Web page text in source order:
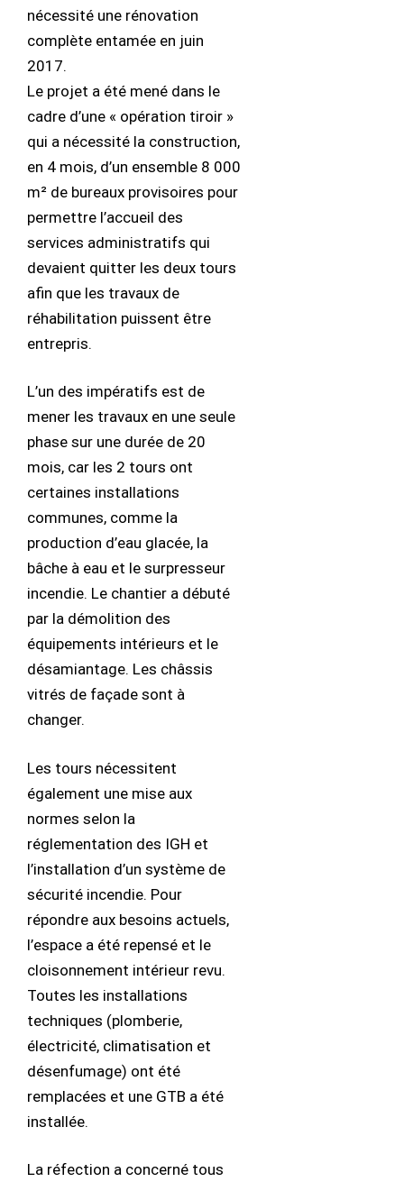
nécessité une rénovation
complète entamée en juin
2017.
Le projet a été mené dans le
cadre d’une « opération tiroir »
qui a nécessité la construction,
en 4 mois, d’un ensemble 8 000
m² de bureaux provisoires pour
permettre l’accueil des
services administratifs qui
devaient quitter les deux tours
afin que les travaux de
réhabilitation puissent être
entrepris.
L’un des impératifs est de
mener les travaux en une seule
phase sur une durée de 20
mois, car les 2 tours ont
certaines installations
communes, comme la
production d’eau glacée, la
bâche à eau et le surpresseur
incendie. Le chantier a débuté
par la démolition des
équipements intérieurs et le
désamiantage. Les châssis
vitrés de façade sont à
changer.
Les tours nécessitent
également une mise aux
normes selon la
réglementation des IGH et
l’installation d’un système de
sécurité incendie. Pour
répondre aux besoins actuels,
l’espace a été repensé et le
cloisonnement intérieur revu.
Toutes les installations
techniques (plomberie,
électricité, climatisation et
désenfumage) ont été
remplacées et une GTB a été
installée.
La réfection a concerné tous